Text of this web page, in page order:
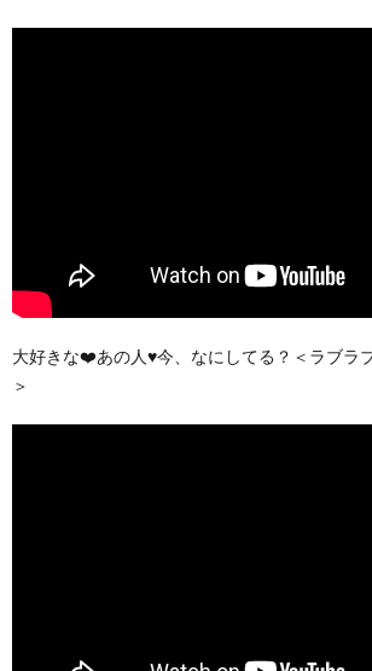
大好きな❤️あの人♥️今、なにしてる？＜ラブラ
＞